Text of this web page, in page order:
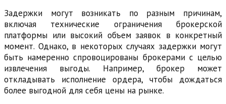
Задержки могут возникать по разным причинам,
включая технические ограничения брокерской
платформы или высокий объем заявок в конкретный
момент. Однако, в некоторых случаях задержки могут
быть намеренно спровоцированы брокерами с целью
извлечения выгоды. Например, брокер может
откладывать исполнение ордера, чтобы дождаться
более выгодной для себя цены на рынке.